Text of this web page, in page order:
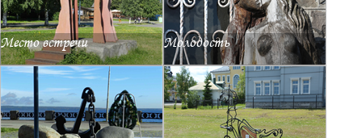
Место встречи Молодость